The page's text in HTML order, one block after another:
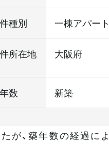
種別 一棟アパート
所在地 大阪府
数 新築
が、築年数の経過に